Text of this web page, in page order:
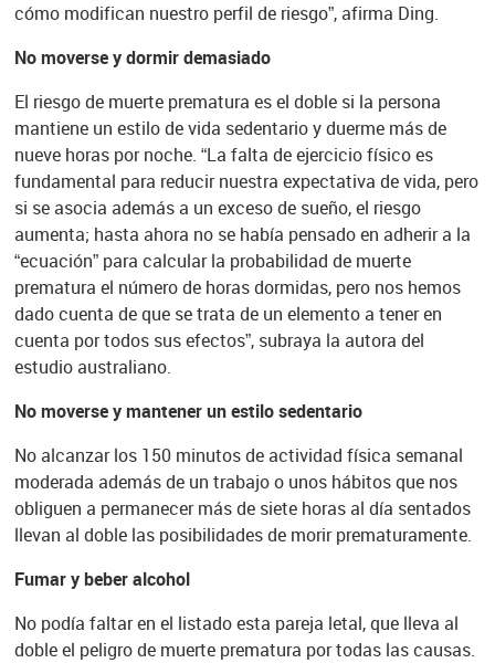
cómo modifican nuestro perfil de riesgo”, afirma Ding.
No moverse y dormir demasiado
El riesgo de muerte prematura es el doble si la persona
mantiene un estilo de vida sedentario y duerme más de
nueve horas por noche. “La falta de ejercicio físico es
fundamental para reducir nuestra expectativa de vida, pero
si se asocia además a un exceso de sueño, el riesgo
aumenta; hasta ahora no se había pensado en adherir a la
“ecuación” para calcular la probabilidad de muerte
prematura el número de horas dormidas, pero nos hemos
dado cuenta de que se trata de un elemento a tener en
cuenta por todos sus efectos”, subraya la autora del
estudio australiano.
No moverse y mantener un estilo sedentario
No alcanzar los 150 minutos de actividad física semanal
moderada además de un trabajo o unos hábitos que nos
obliguen a permanecer más de siete horas al día sentados
llevan al doble las posibilidades de morir prematuramente.
Fumar y beber alcohol
No podía faltar en el listado esta pareja letal, que lleva al
doble el peligro de muerte prematura por todas las causas.